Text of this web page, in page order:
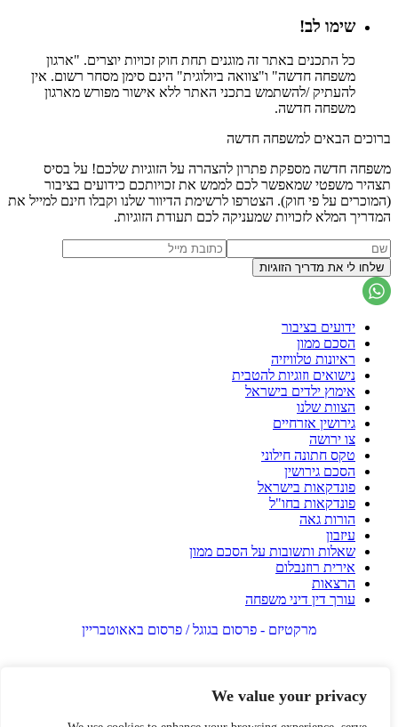
We value your privacy
שימו לב!
כל התכנים באתר זה מוגנים תחת חוק זכויות יוצרים. "ארגון
משפחה חדשה" ו"צוואה ביולוגית" הינם סימן מסחר רשום. אין
להעתיק /להשתמש בתכני האתר ללא אישור מפורש מארגון
משפחה חדשה.
ברוכים הבאים למשפחה חדשה
משפחה חדשה מספקת פתרון להצהרה על הזוגיות שלכם! על בסיס
תצהיר משפטי שמאפשר לכם לממש את זכויותכם כידועים בציבור
(המוכרים על פי חוק). הצטרפו לרשימת הדיוור שלנו וקבלו חינם למייל את
המדריך המלא לזכויות שמעניקה לכם תעודת הזוגיות.
ידועים בציבור
הסכם ממון
ראיונות טלוויזיה
נישואים וזוגיות להטבית
אימוץ ילדים בישראל
הצוות שלנו
גירושין אזרחיים
צו ירושה
טקס חתונה חילוני
הסכם גירושין
פונדקאות בישראל
פונדקאות בחו"ל
הורות גאה
עיזבון
שאלות ותשובות על הסכם ממון
אירית רוזנבלום
הרצאות
עורך דין דיני משפחה
מרקטיזם - פרסום בגוגל / פרסום באאוטבריין